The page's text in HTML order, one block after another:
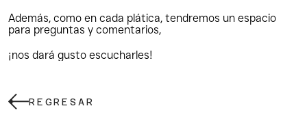
Además, como en cada plática, tendremos un espacio
para preguntas y comentarios,
¡nos dará gusto escucharles!
REGRESAR